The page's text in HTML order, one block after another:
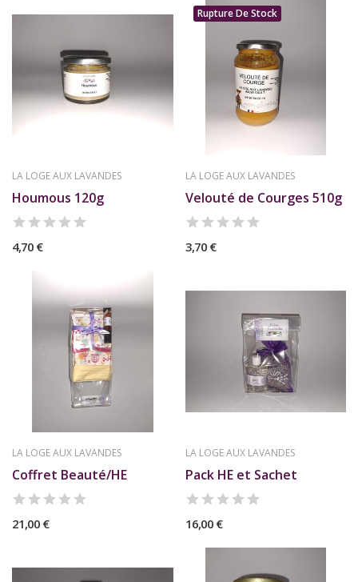
LA LOGE AUX LAVANDES
Houmous 120g
4,70 €
Rupture De Stock
LA LOGE AUX LAVANDES
Velouté de Courges 510g
3,70 €
LA LOGE AUX LAVANDES
Coffret Beauté/HE
21,00 €
LA LOGE AUX LAVANDES
Pack HE et Sachet
16,00 €